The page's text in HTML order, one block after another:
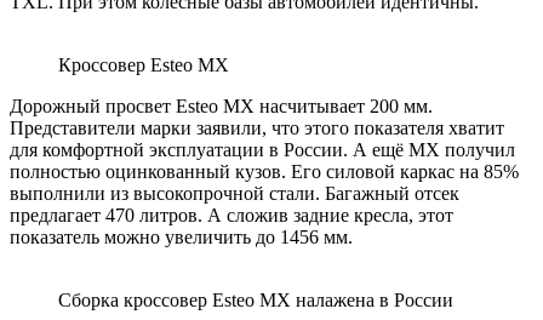
Кроссовер Esteo MX
Дорожный просвет Esteo MX насчитывает 200 мм.
Представители марки заявили, что этого показателя хватит
для комфортной эксплуатации в России. А ещё MX получил
полностью оцинкованный кузов. Его силовой каркас на 85%
выполнили из высокопрочной стали. Багажный отсек
предлагает 470 литров. А сложив задние кресла, этот
показатель можно увеличить до 1456 мм.
Сборка кроссовер Esteo MX налажена в России